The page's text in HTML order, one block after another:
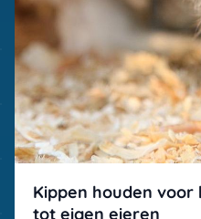
Kippen houden voor
tot eigen eieren